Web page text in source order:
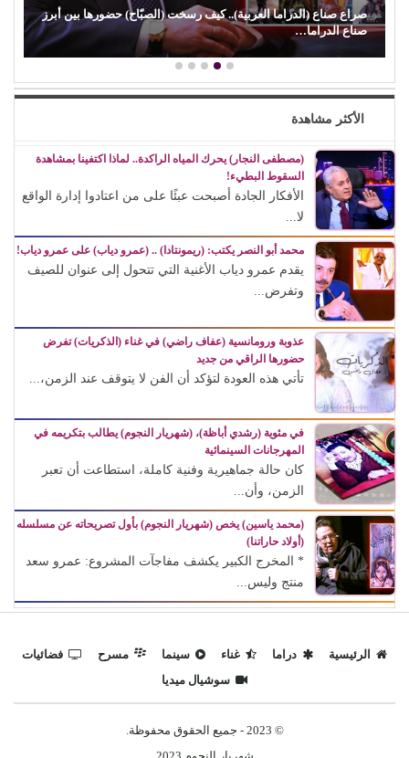
صراع صناع (الدراما العربية).. كيف رسخت (الصبّاح) حضورها بين أبرز
صناع الدراما…
الأكثر مشاهدة
(مصطفى النجار) يحرك المياه الراكدة.. لماذا اكتفينا بمشاهدة
السقوط البطيء!
الأفكار الجادة أصبحت عبئًا على من اعتادوا إدارة الواقع
لا...
محمد أبو النصر يكتب: (ريمونتادا) .. (عمرو دياب) على عمرو دياب!
يقدم عمرو دياب الأغنية التي تتحول إلى عنوان للصيف
وتفرض...
عذوبة ورومانسية (عفاف راضي) في غناء (الذكريات) تفرض
حضورها الراقي من جديد
تأتي هذه العودة لتؤكد أن الفن لا يتوقف عند الزمن،...
في مئوية (رشدي أباظة)، (شهريار النجوم) يطالب بتكريمه في
المهرجانات السينمائية
كان حالة جماهيرية وفنية كاملة، استطاعت أن تعبر
الزمن، وأن...
(محمد ياسين) يخص (شهريار النجوم) بأول تصريحاته عن مسلسله
(أولاد حاراتنا)
* المخرج الكبير يكشف مفاجآت المشروع: عمرو سعد
منتج وليس...
الرئيسية دراما غناء سينما مسرح
فضائيات
سوشيال ميديا
© 2023 - جميع الحقوق محفوظة.